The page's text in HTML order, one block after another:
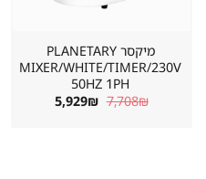
מיקסר PLANETARY
MIXER/WHITE/TIMER/230V
50HZ 1PH
7,708 המחיר
5,929 ₪ המחיר
הנוכחי